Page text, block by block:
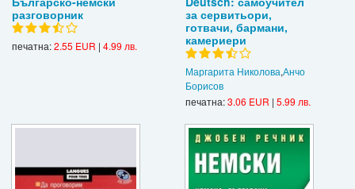
разговорник
печатна:2.55 EUR | 4.99 лв.
за сервитьори,
готвачи, бармани,
камериери
Маргарита Николова,Анчо
Борисов
печатна:3.06 EUR | 5.99 лв.